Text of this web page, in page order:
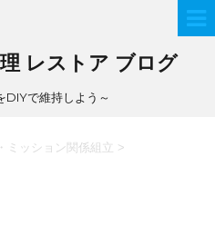
レストア ブログ
DIYで維持しよう～
ミッション関係組立 >